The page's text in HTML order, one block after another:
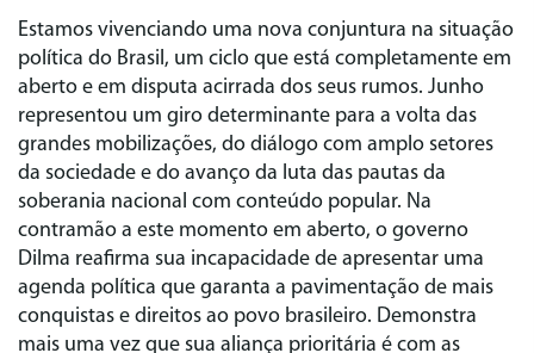
Estamos vivenciando uma nova conjuntura na situação
política do Brasil, um ciclo que está completamente em
aberto e em disputa acirrada dos seus rumos. Junho
representou um giro determinante para a volta das
grandes mobilizações, do diálogo com amplo setores
da sociedade e do avanço da luta das pautas da
soberania nacional com conteúdo popular. Na
contramão a este momento em aberto, o governo
Dilma reafirma sua incapacidade de apresentar uma
agenda política que garanta a pavimentação de mais
conquistas e direitos ao povo brasileiro. Demonstra
mais uma vez que sua aliança prioritária é com as